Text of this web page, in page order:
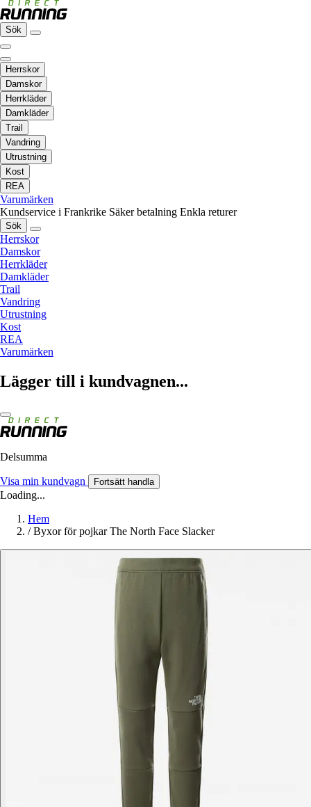
Sök
Herrskor
Damskor
Herrkläder
Damkläder
Trail
Vandring
Utrustning
Kost
REA
Varumärken
Kundservice i Frankrike Säker betalning Enkla returer
Sök
Herrskor
Damskor
Herrkläder
Damkläder
Trail
Vandring
Utrustning
Kost
REA
Varumärken
Lägger till i kundvagnen...
Delsumma
Visa min kundvagn Fortsätt handla
Loading...
Hem
/ Byxor för pojkar The North Face Slacker